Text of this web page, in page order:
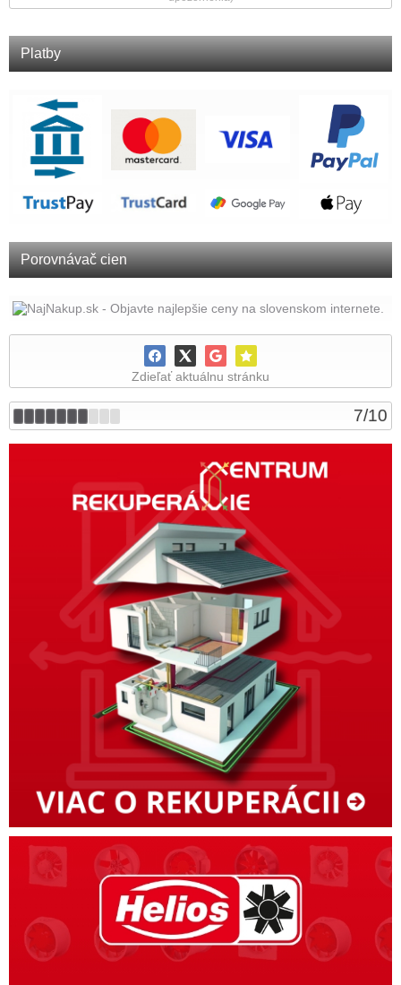
Platby
Porovnávač cien
Zdieľať aktuálnu stránku
7/10